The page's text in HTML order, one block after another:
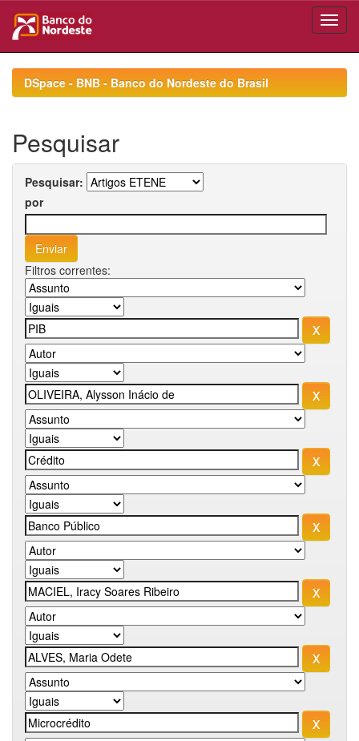
navigationDSpace - BNB - Banco do Nordeste do Brasil
Pesquisar
Pesquisar:
por
Filtros correntes: